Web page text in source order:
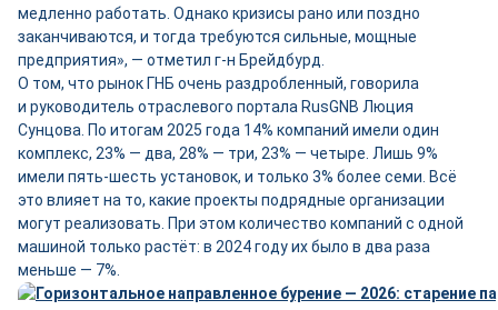
медленно работать. Однако кризисы рано или поздно
заканчиваются, и тогда требуются сильные, мощные
предприятия», — отметил г-н Брейдбурд.
О том, что рынок ГНБ очень раздробленный, говорила
и руководитель отраслевого портала RusGNB Люция
Сунцова. По итогам 2025 года 14% компаний имели один
комплекс, 23% — два, 28% — три, 23% — четыре. Лишь 9%
имели пять-шесть установок, и только 3% более семи. Всё
это влияет на то, какие проекты подрядные организации
могут реализовать. При этом количество компаний с одной
машиной только растёт: в 2024 году их было в два раза
меньше — 7%.